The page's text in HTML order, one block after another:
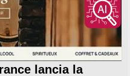
lancia la